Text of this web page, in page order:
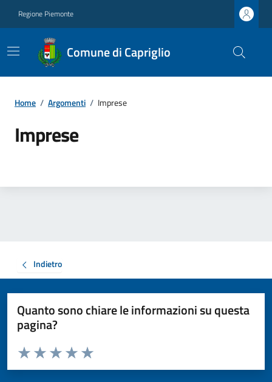
Regione Piemonte
Comune di Capriglio
Home / Argomenti / Imprese
Imprese
Indietro
Quanto sono chiare le informazioni su questa
pagina?
Valuta da 1 a 5 stelle la pagina
Valuta 5 stelle su 5
Valuta 4 stelle su 5
Valuta 3 stelle su 5
Valuta 2 stelle su 5
Valuta 1 stelle su 5